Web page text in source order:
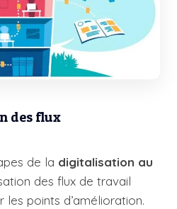
des flux
de la digitalisation au
des flux de travail
les points d’amélioration.